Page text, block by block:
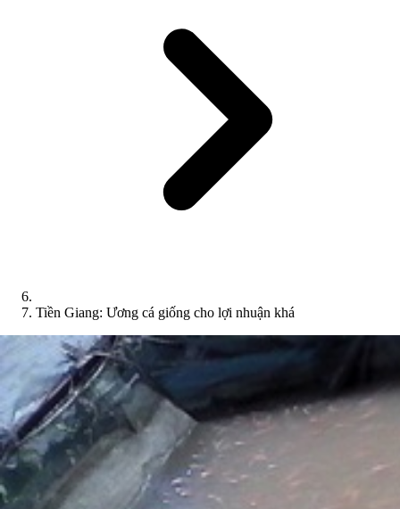
Tiền Giang: Ương cá giống cho lợi nhuận khá